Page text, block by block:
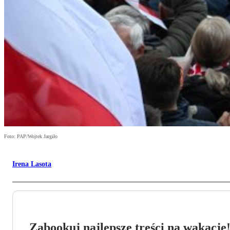
Foto: PAP/Wojtek Jargiło
Irena Lasota